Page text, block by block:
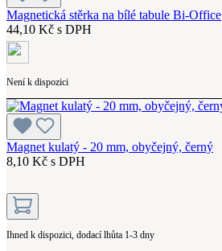
Magnetická stěrka na bílé tabule Bi-Office
44,10 Kč s DPH
Není k dispozici
Magnet kulatý - 20 mm, obyčejný, černý
8,10 Kč s DPH
Ihned k dispozici, dodací lhůta 1-3 dny